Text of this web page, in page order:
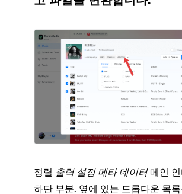
정렬 출력 설정 메타 데이터메인 인
하단 부분. 옆에 있는 드롭다운 목